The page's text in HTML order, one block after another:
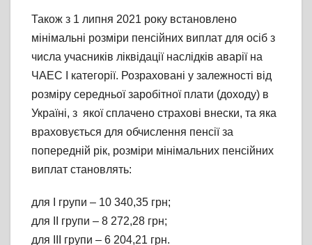
Також з 1 липня 2021 року встановлено
мінімальні розміри пенсійних виплат для осіб з
числа учасників ліквідації наслідків аварії на
ЧАЕС І категорії. Розраховані у залежності від
розміру середньої заробітної плати (доходу) в
Україні, з якої сплачено страхові внески, та яка
враховується для обчислення пенсії за
попередній рік, розміри мінімальних пенсійних
виплат становлять:
для І групи – 10 340,35 грн;
для ІІ групи – 8 272,28 грн;
для ІІІ групи – 6 204,21 грн.